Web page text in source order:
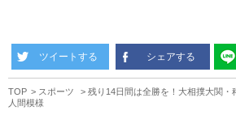
ツイートする シェアする
TOP スポーツ
残り14日間は全勝を！大相撲大関
人間模様